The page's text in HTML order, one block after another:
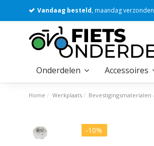
Vandaag besteld, maandag verzonden
Onderdelen Accessoires
Home Werkplaats Bevestigingsmaterialen
-10%